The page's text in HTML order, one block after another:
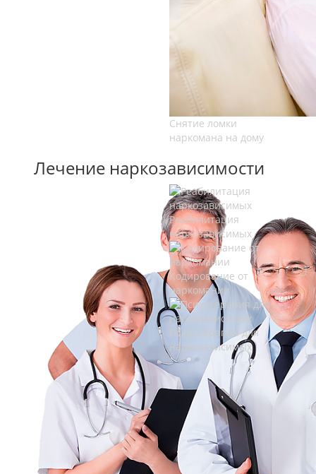
Снятие ломки
наркомана на дому
Лечение наркозависимости
Реабилитация
наркозависимых
Кодирование от
наркомании
Психотерапия для
наркозависимых